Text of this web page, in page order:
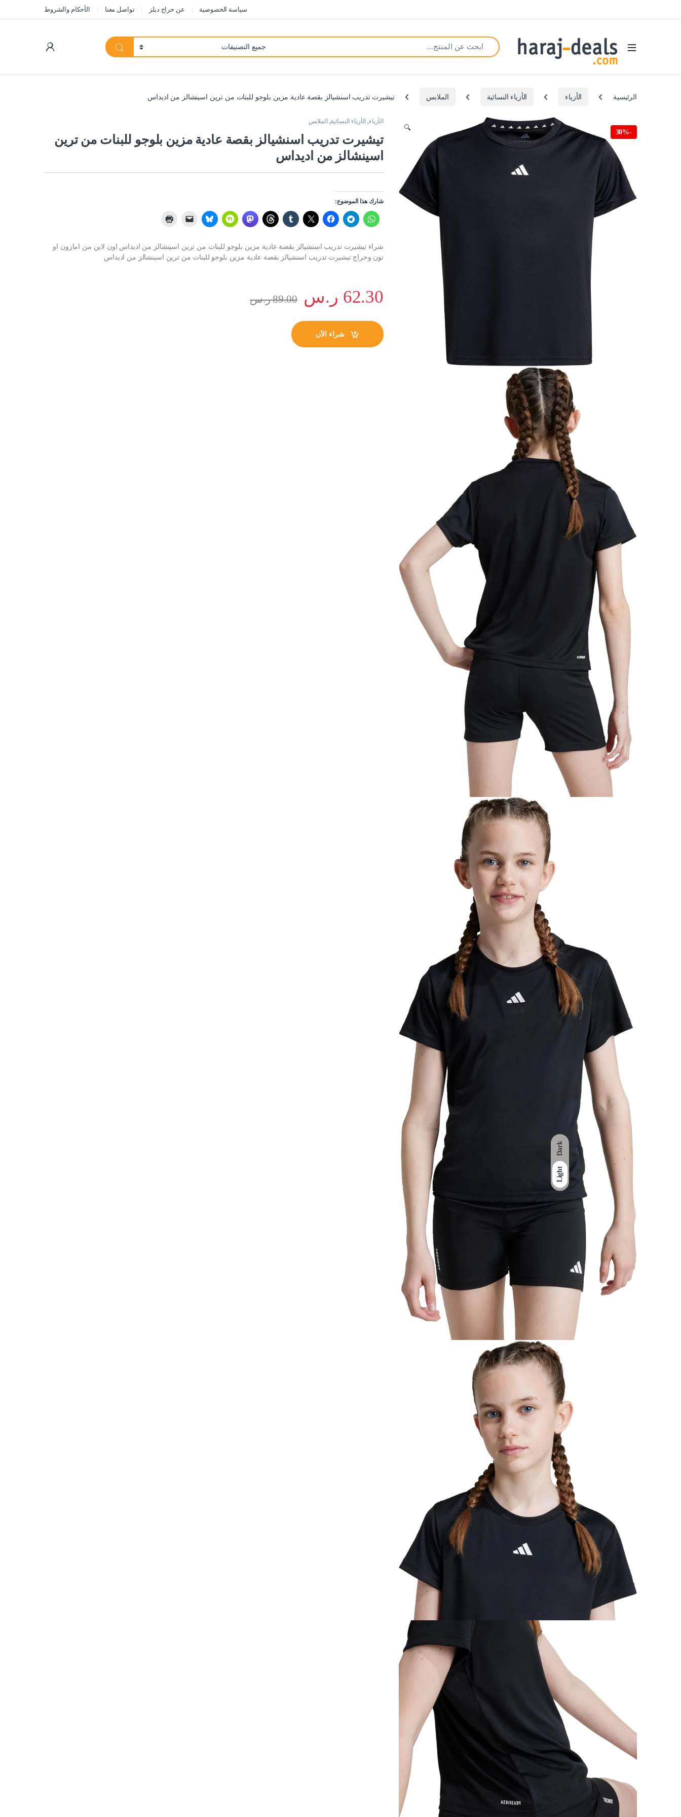
Dark
Light
سياسة الخصوصية عن حراج ديلز تواصل معنا الأحكام والشروط
Open
Search for:
الرئيسية الأزياء الأزياء النسائية الملابس تيشيرت تدريب اسنشيالز بقصة عادية مزين بلوجو للبنات من ترين اسينشالز من اديداس
-
30%
🔍
الأزياء, الأزياء النسائية, الملابس
تيشيرت تدريب اسنشيالز بقصة عادية مزين بلوجو للبنات من ترين
اسينشالز من اديداس
شارك هذا الموضوع:
شراء تيشيرت تدريب اسنشيالز بقصة عادية مزين بلوجو للبنات من ترين اسينشالز من اديداس اون لاين من امازون او
نون وحراج تيشيرت تدريب اسنشيالز بقصة عادية مزين بلوجو للبنات من ترين اسينشالز من اديداس
62.30 ر.س 89.00 ر.س
شراء الآن